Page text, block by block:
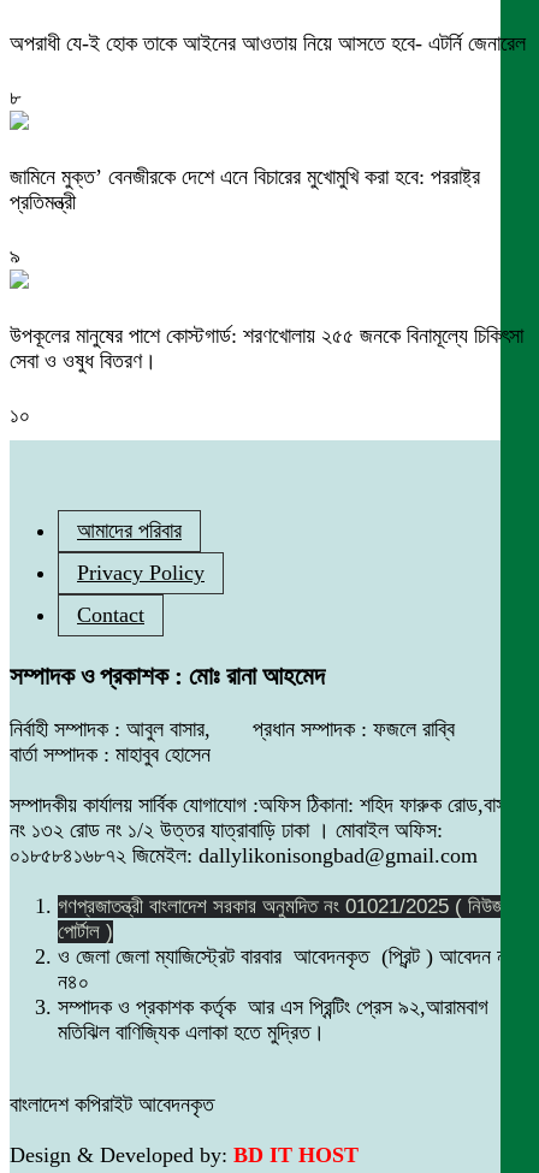
অপরাধী যে-ই হোক তাকে আইনের আওতায় নিয়ে আসতে হবে- এটর্নি জেনারেল
৮
জামিনে মুক্ত’ বেনজীরকে দেশে এনে বিচারের মুখোমুখি করা হবে: পররাষ্ট্র
প্রতিমন্ত্রী
৯
উপকূলের মানুষের পাশে কোস্টগার্ড: শরণখোলায় ২৫৫ জনকে বিনামূল্যে চিকিৎসা
সেবা ও ওষুধ বিতরণ।
১০
আমাদের পরিবার
Privacy Policy
Contact
সম্পাদক ও প্রকাশক : মোঃ রানা আহমেদ
নির্বাহী সম্পাদক : আবুল বাসার, প্রধান সম্পাদক : ফজলে রাব্বি
বার্তা সম্পাদক : মাহাবুব হোসেন
সম্পাদকীয় কার্যালয় সার্বিক যোগাযোগ :অফিস ঠিকানা: শহিদ ফারুক রোড,বাসা
নং ১৩২ রোড নং ১/২ উত্তর যাত্রাবাড়ি ঢাকা । মোবাইল অফিস:
০১৮৫৮৪১৬৮৭২ জিমেইল: dallylikonisongbad@gmail.com
গণপ্রজাতন্ত্রী বাংলাদেশ সরকার অনুমদিত নং 01021/2025 ( নিউজ
পোর্টাল )
ও জেলা জেলা ম্যাজিস্ট্রেট বারবার আবেদনকৃত (প্রিন্ট ) আবেদন নং
ন৪০
সম্পাদক ও প্রকাশক কর্তৃক আর এস প্রিন্টিং প্রেস ৯২,আরামবাগ
মতিঝিল বাণিজ্যিক এলাকা হতে মুদ্রিত।
বাংলাদেশ কপিরাইট আবেদনকৃত
Design & Developed by: BD IT HOST